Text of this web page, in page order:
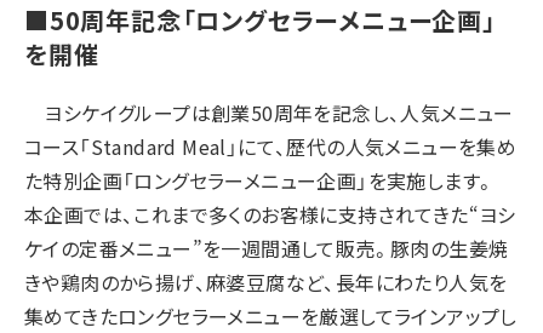
■50周年記念「ロングセラーメニュー企画」
を開催
ヨシケイグループは創業50周年を記念し、人気メニュー
コース「Standard Meal」にて、歴代の人気メニューを集め
た特別企画「ロングセラーメニュー企画」を実施します。
本企画では、これまで多くのお客様に支持されてきた“ヨシ
ケイの定番メニュー”を一週間通して販売。豚肉の生姜焼
きや鶏肉のから揚げ、麻婆豆腐など、長年にわたり人気を
集めてきたロングセラーメニューを厳選してラインアップし